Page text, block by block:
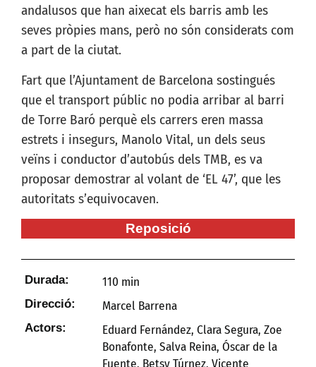
andalusos que han aixecat els barris amb les
seves pròpies mans, però no són considerats com
a part de la ciutat.
Fart que l’Ajuntament de Barcelona sostingués
que el transport públic no podia arribar al barri
de Torre Baró perquè els carrers eren massa
estrets i insegurs, Manolo Vital, un dels seus
veïns i conductor d’autobús dels TMB, es va
proposar demostrar al volant de ‘EL 47’, que les
autoritats s’equivocaven.
Reposició
Durada: 110 min
Direcció: Marcel Barrena
Actors:
Eduard Fernández, Clara Segura, Zoe
Bonafonte, Salva Reina, Óscar de la